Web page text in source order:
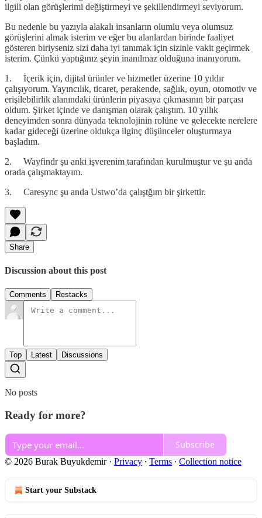
ilgili olan görüşlerimi değiştirmeyi ve şekillendirmeyi seviyorum.
Bu nedenle bu yazıyla alakalı insanların olumlu veya olumsuz
görüşlerini almak isterim ve eğer bu alanlardan birinde faaliyet
gösteren biriyseniz sizi daha iyi tanımak için sizinle vakit geçirmek
isterim. Çünkü yaptığınız şeyin inanılmaz olduğuna inanıyorum.
1. İçerik için, dijital ürünler ve hizmetler üzerine 10 yıldır
çalışıyorum. Yayıncılık, ticaret, perakende, sağlık, oyun, otomotiv ve
erişilebilirlik alanındaki ürünlerin piyasaya çıkmasının bir parçası
oldum. Şirket içinde ve danışman olarak çalıştım. 10 yıllık
deneyimden sonra dünyada teknolojinin rolüne ve gelecekte nerelere
kadar gideceği üzerine oldukça ilginç düşünceler oluşturmaya
başladım.
2. Wayfindr şu anki işverenim tarafından kurulmuştur ve şu anda
orada çalışmaktayım.
3. Caresync şu anda Ustwo’da çalıştğım bir şirkettir.
Share
Discussion about this post
Comments Restacks
Top Latest Discussions
No posts
Ready for more?
Subscribe
© 2026 Burak Buyukdemir· Privacy ∙ Terms ∙ Collection notice
Start your Substack